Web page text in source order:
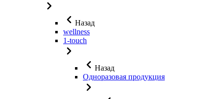
Назад
wellness
1-touch
Назад
Одноразовая продукция